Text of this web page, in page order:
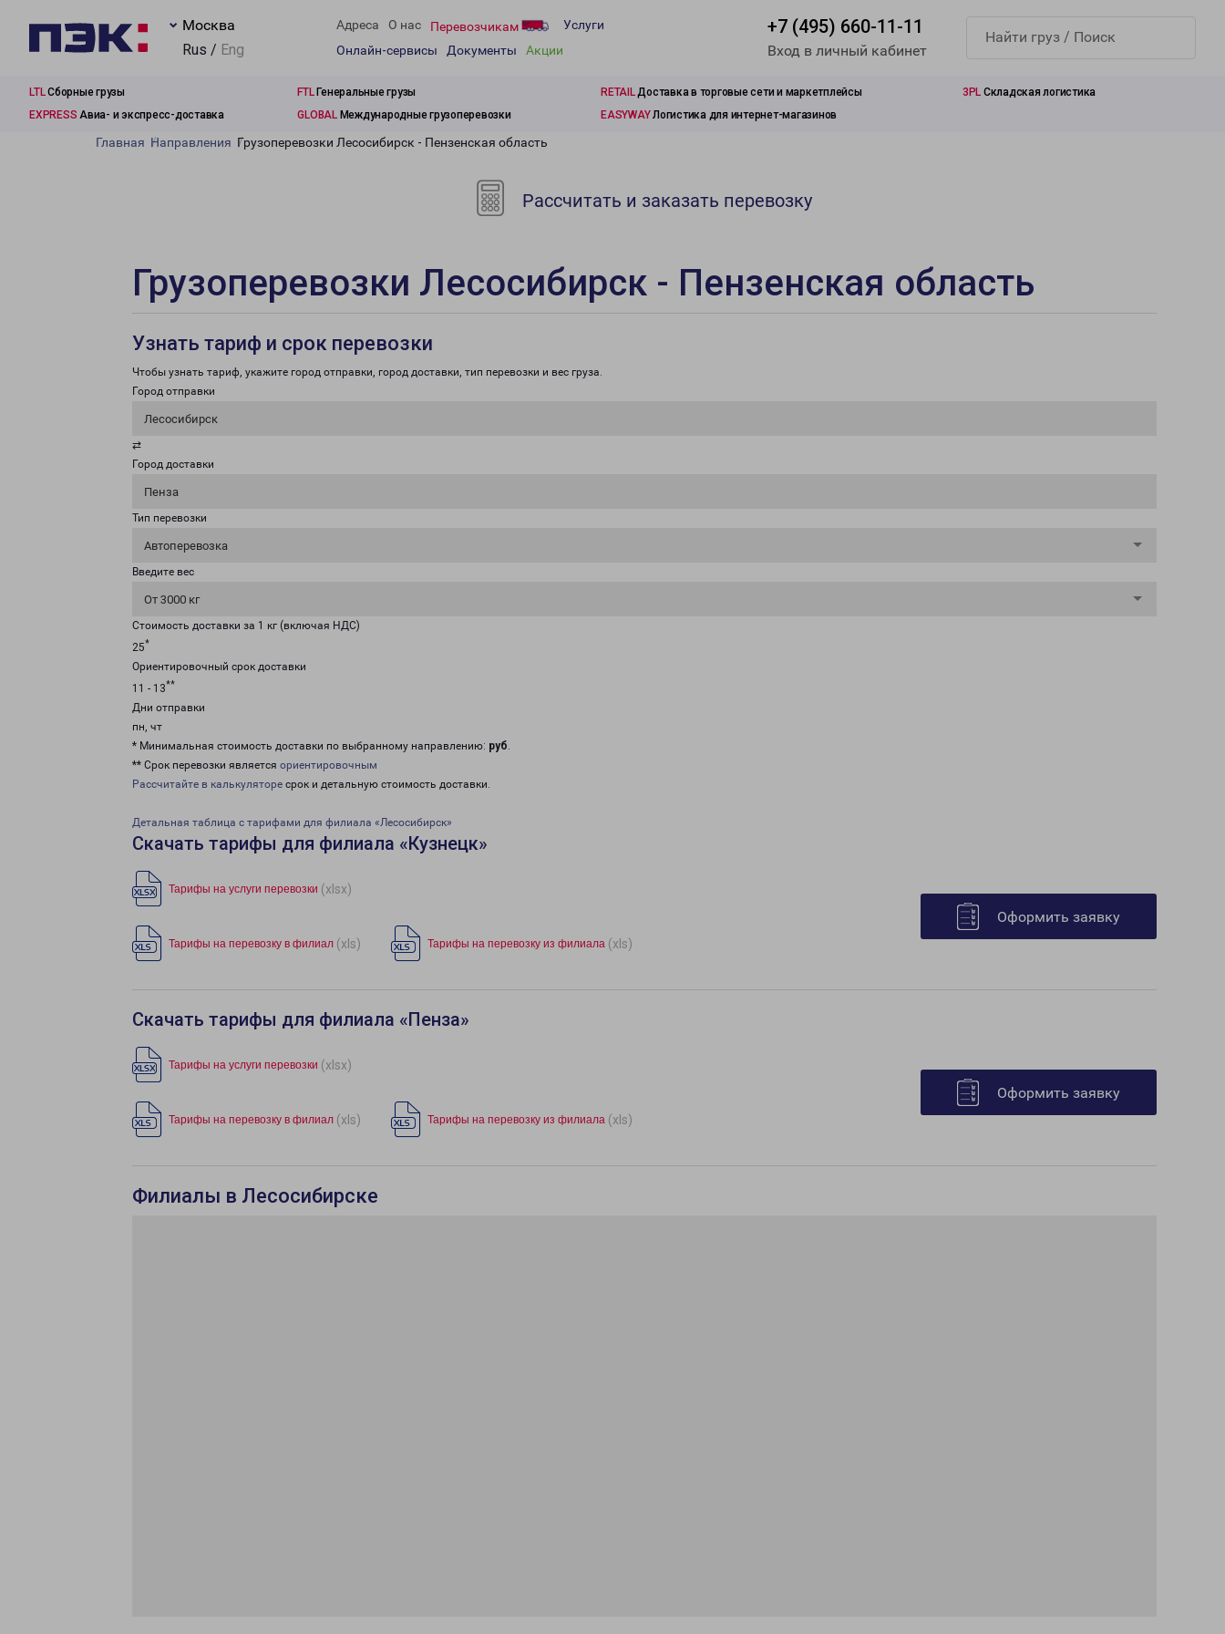
Москва
Rus / Eng
Адреса О нас Перевозчикам
Услуги
Онлайн-сервисы
Документы Акции
+7 (495) 660-11-11
Вход в личный кабинет
LTLСборные грузы FTLГенеральные грузы RETAILДоставка в торговые сети и маркетплейсы 3PL Складская логистика
EXPRESS Авиа- и экспресс-доставка GLOBALМеждународные грузоперевозки EASYWAYЛогистика для интернет-магазинов
Главная Направления Грузоперевозки Лесосибирск - Пензенская область
Рассчитать и заказать перевозку
Грузоперевозки Лесосибирск - Пензенская область
Узнать тариф и срок перевозки
Чтобы узнать тариф, укажите город отправки, город доставки, тип перевозки и вес груза.
Город отправки
Лесосибирск
⇄
Город доставки
Пенза
Тип перевозки
Автоперевозка
Введите вес
От 3000 кг
Стоимость доставки за 1 кг (включая НДС)
25*
Ориентировочный срок доставки
11 - 13**
Дни отправки
пн, чт
* Минимальная стоимость доставки по выбранному направлению: руб.
** Срок перевозки является ориентировочным
Рассчитайте в калькуляторе срок и детальную стоимость доставки.
Детальная таблица с тарифами для филиала «Лесосибирск»
Скачать тарифы для филиала «Кузнецк»
Тарифы на услуги перевозки (xlsx)
Тарифы на перевозку в филиал (xls) Тарифы на перевозку из филиала (xls)
Оформить заявку
Скачать тарифы для филиала «Пенза»
Тарифы на услуги перевозки (xlsx)
Тарифы на перевозку в филиал (xls) Тарифы на перевозку из филиала (xls)
Оформить заявку
Филиалы в Лесосибирске